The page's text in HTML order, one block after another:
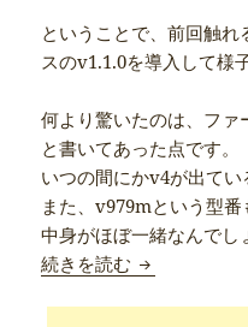
ということで、前回触れ
スのv1.1.0を導入して様
何より驚いたのは、フ
と書いてあった点です。
いつの間にかv4が出てい
また、v979mという型番
中身がほぼ一緒なんでし
続きを読む Onda V975m